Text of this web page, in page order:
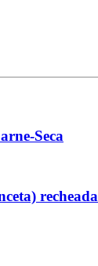
Seca
recheada